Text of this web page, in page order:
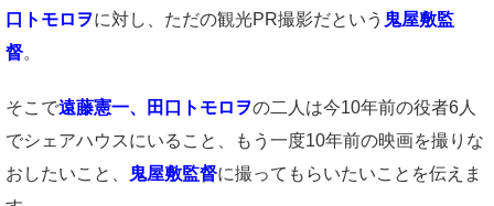
口トモロヲに対し、ただの観光PR撮影だという 鬼屋敷監
督。
そこで遠藤憲一、田口トモロヲの二人は今10年前の役者6人
でシェアハウスにいること、もう一度10年前の映画を撮りな
おしたいこと、
鬼屋敷監督に撮ってもらいたいことを伝えま